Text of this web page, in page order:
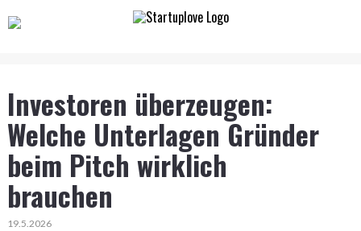
Investoren überzeugen:
Welche Unterlagen Gründer
beim Pitch wirklich
brauchen
19.5.2026